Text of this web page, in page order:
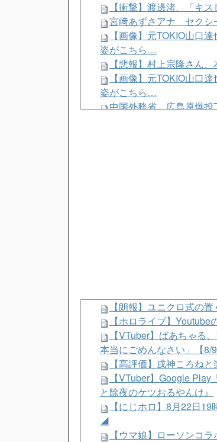
【衝撃】渡邊渚、「キ
宮﨑あずさアナ セクシ
【画像】元TOKIO山口
姿がこちら…
【悲報】村上宗隆さん
【画像】元TOKIO山口
姿がこちら…
中国外務省、広島原爆
【朗報】ユニクロ式の
【ホロライブ】Youtube
【VTuber】ばあちゃ
本当にごめんなさい」【8/
【高評価】戌神ころね
【VTuber】Google
と除夜のケツおるやんけ』
【にじホロ】8月22日
◢
【ウマ娘】ローソンコ